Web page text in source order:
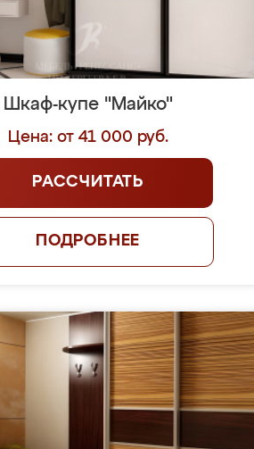
Шкаф-купе "Майко"
Цена: от 41 000 руб.
РАССЧИТАТЬ
ПОДРОБНЕЕ